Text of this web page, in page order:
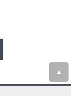
▲